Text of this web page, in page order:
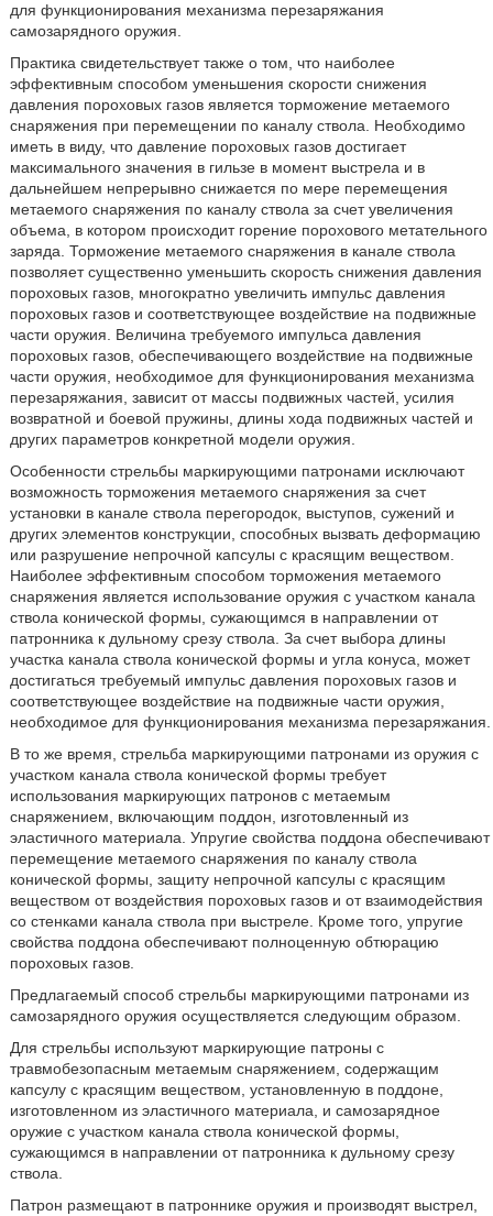
для функционирования механизма перезаряжания
самозарядного оружия.
Практика свидетельствует также о том, что наиболее
эффективным способом уменьшения скорости снижения
давления пороховых газов является торможение метаемого
снаряжения при перемещении по каналу ствола. Необходимо
иметь в виду, что давление пороховых газов достигает
максимального значения в гильзе в момент выстрела и в
дальнейшем непрерывно снижается по мере перемещения
метаемого снаряжения по каналу ствола за счет увеличения
объема, в котором происходит горение порохового метательного
заряда. Торможение метаемого снаряжения в канале ствола
позволяет существенно уменьшить скорость снижения давления
пороховых газов, многократно увеличить импульс давления
пороховых газов и соответствующее воздействие на подвижные
части оружия. Величина требуемого импульса давления
пороховых газов, обеспечивающего воздействие на подвижные
части оружия, необходимое для функционирования механизма
перезаряжания, зависит от массы подвижных частей, усилия
возвратной и боевой пружины, длины хода подвижных частей и
других параметров конкретной модели оружия.
Особенности стрельбы маркирующими патронами исключают
возможность торможения метаемого снаряжения за счет
установки в канале ствола перегородок, выступов, сужений и
других элементов конструкции, способных вызвать деформацию
или разрушение непрочной капсулы с красящим веществом.
Наиболее эффективным способом торможения метаемого
снаряжения является использование оружия с участком канала
ствола конической формы, сужающимся в направлении от
патронника к дульному срезу ствола. За счет выбора длины
участка канала ствола конической формы и угла конуса, может
достигаться требуемый импульс давления пороховых газов и
соответствующее воздействие на подвижные части оружия,
необходимое для функционирования механизма перезаряжания.
В то же время, стрельба маркирующими патронами из оружия с
участком канала ствола конической формы требует
использования маркирующих патронов с метаемым
снаряжением, включающим поддон, изготовленный из
эластичного материала. Упругие свойства поддона обеспечивают
перемещение метаемого снаряжения по каналу ствола
конической формы, защиту непрочной капсулы с красящим
веществом от воздействия пороховых газов и от взаимодействия
со стенками канала ствола при выстреле. Кроме того, упругие
свойства поддона обеспечивают полноценную обтюрацию
пороховых газов.
Предлагаемый способ стрельбы маркирующими патронами из
самозарядного оружия осуществляется следующим образом.
Для стрельбы используют маркирующие патроны с
травмобезопасным метаемым снаряжением, содержащим
капсулу с красящим веществом, установленную в поддоне,
изготовленном из эластичного материала, и самозарядное
оружие с участком канала ствола конической формы,
сужающимся в направлении от патронника к дульному срезу
ствола.
Патрон размещают в патроннике оружия и производят выстрел,